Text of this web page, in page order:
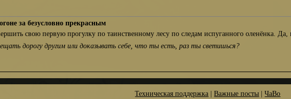
за безусловно прекрасным
свою первую прогулку по таинственному лесу по следам испуганного оленёнка.
дорогу другим или доказывать себе, что ты есть, раз ты светишься?
Техническая поддержка |Важные посты |ЧаВо